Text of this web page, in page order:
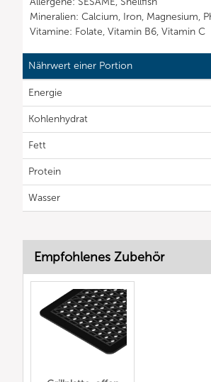
Mineralien: Calcium, Iron, Magnesium,
Vitamine: Folate, Vitamin B6, Vitamin C
Nährwert einer Portion
Energie
Kohlenhydrat
Fett
Protein
Wasser
Empfohlenes Zubehör